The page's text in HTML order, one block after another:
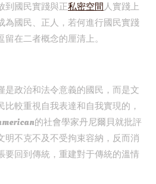
到國民實踐與正私密空間人實踐上
為國民、正人，若何進行國民實踐
在二者概念的厘清上。
是政治和法令意義的國民，而是文
比較重視自我表達和自我實現的，
的社會學家丹尼爾貝就批評
明不克不及不受拘束容納，反而消
要回到傳統，重建對于傳統的溫情